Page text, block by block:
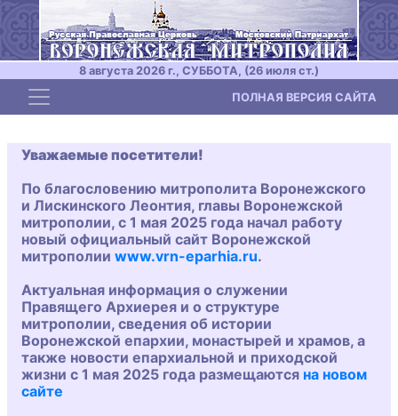
8 августа 2026 г., СУББОТА, (26 июля ст.)
Toggle navigation ПОЛНАЯ ВЕРСИЯ САЙТА
Уважаемые посетители!
По благословению митрополита Воронежского
и Лискинского Леонтия, главы Воронежской
митрополии, с 1 мая 2025 года начал работу
новый официальный сайт Воронежской
митрополии www.vrn-eparhia.ru.
Актуальная информация о служении
Правящего Архиерея и о структуре
митрополии, сведения об истории
Воронежской епархии, монастырей и храмов, а
также новости епархиальной и приходской
жизни с 1 мая 2025 года размещаются на новом
сайте